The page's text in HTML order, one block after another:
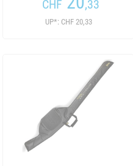
CHF ,33
UP*: CHF 20,33